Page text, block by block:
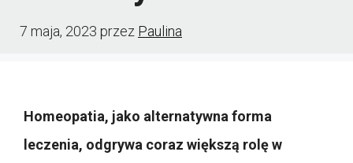
7 maja, 2023 przez Paulina
Homeopatia, jako alternatywna forma
leczenia, odgrywa coraz większą rolę w